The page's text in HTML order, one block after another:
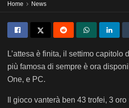
Home News
L’attesa è finita, il settimo capitolo
più famosa di sempre è ora
One, e PC.
Il gioco vanterà ben 43 trofei, 3